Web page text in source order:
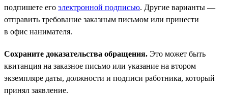
подпишете его электронной подписью. Другие варианты —
отправить требование заказным письмом или принести
в офис нанимателя.
Сохраните доказательства обращения. Это может быть
квитанция на заказное письмо или указание на втором
экземпляре даты, должности и подписи работника, который
принял заявление.